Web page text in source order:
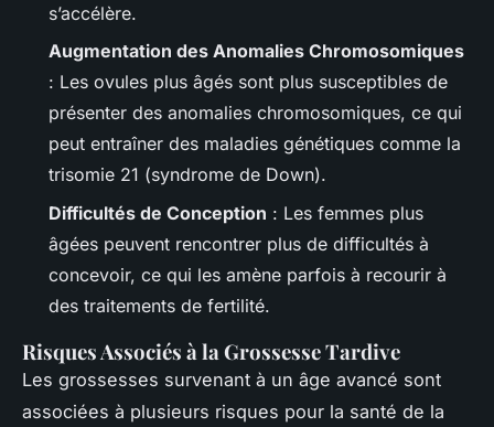
s’accélère.
Augmentation des Anomalies Chromosomiques
: Les ovules plus âgés sont plus susceptibles de
présenter des anomalies chromosomiques, ce qui
peut entraîner des maladies génétiques comme la
trisomie 21 (syndrome de Down).
Difficultés de Conception : Les femmes plus
âgées peuvent rencontrer plus de difficultés à
concevoir, ce qui les amène parfois à recourir à
des traitements de fertilité.
Risques Associés à la Grossesse Tardive
Les grossesses survenant à un âge avancé sont
associées à plusieurs risques pour la santé de la